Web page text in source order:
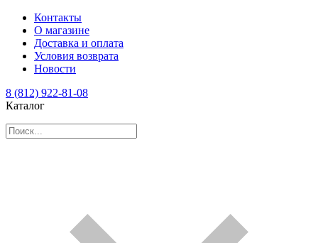
Контакты
О магазине
Доставка и оплата
Условия возврата
Новости
8 (812) 922-81-08
Каталог